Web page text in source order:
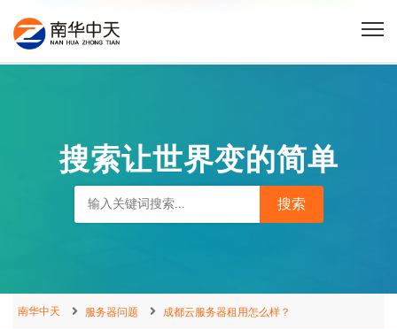
搜索让世界变的简单
南华中天 服务器问题 成都云服务器租用怎么样？